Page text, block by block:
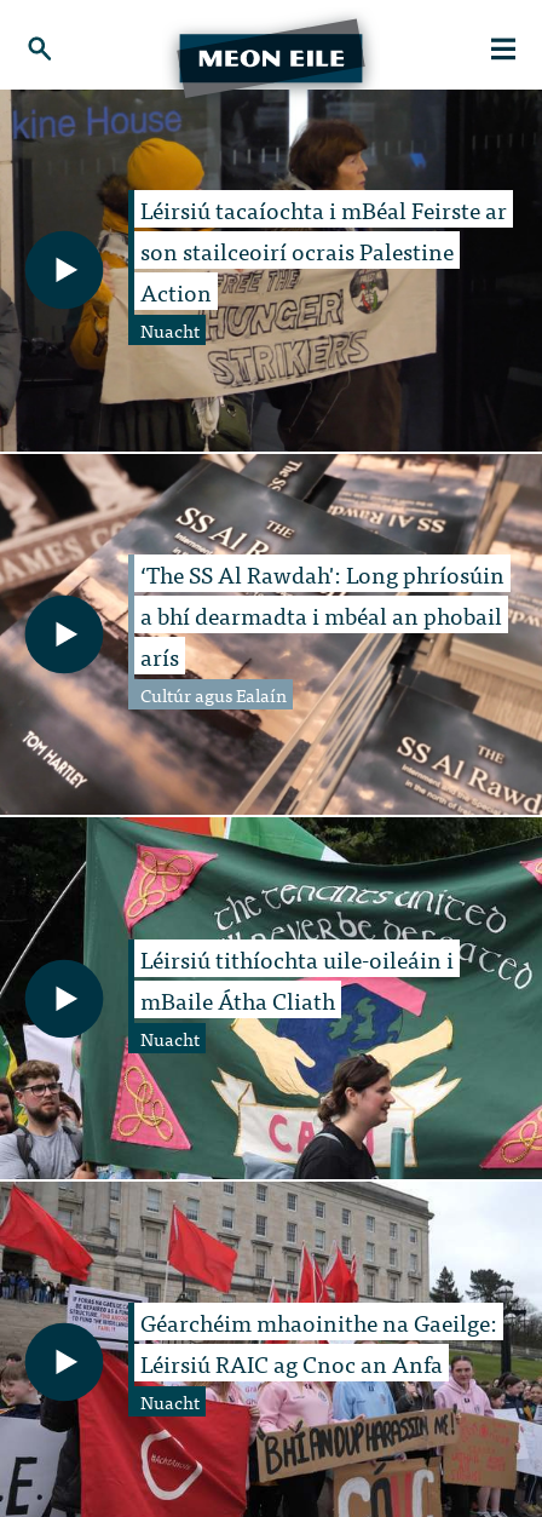
Léirsiú tacaíochta i mBéal Feirste ar
son stailceoirí ocrais Palestine
Action
Nuacht
‘The SS Al Rawdah': Long phríosúin
a bhí dearmadta i mbéal an phobail
arís
Cultúr agus Ealaín
Léirsiú tithíochta uile-oileáin i
mBaile Átha Cliath
Nuacht
Géarchéim mhaoinithe na Gaeilge:
Léirsiú RAIC ag Cnoc an Anfa
Nuacht